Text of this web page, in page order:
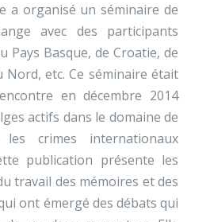
a organisé un séminaire de
avec des participants
Pays Basque, de Croatie, de
Nord, etc. Ce séminaire était
en décembre 2014
actifs dans le domaine de
crimes internationaux
publication présente les
travail des mémoires et des
ont émergé des débats qui